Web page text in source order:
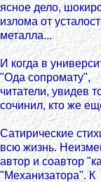
ясное дело,
излома от
металла...
И когда в
"Ода сопромату",
читатели, увидев
сочинил, кто же
Сатирические
всю жизнь.
автор и соавтор
"Механизатора". К